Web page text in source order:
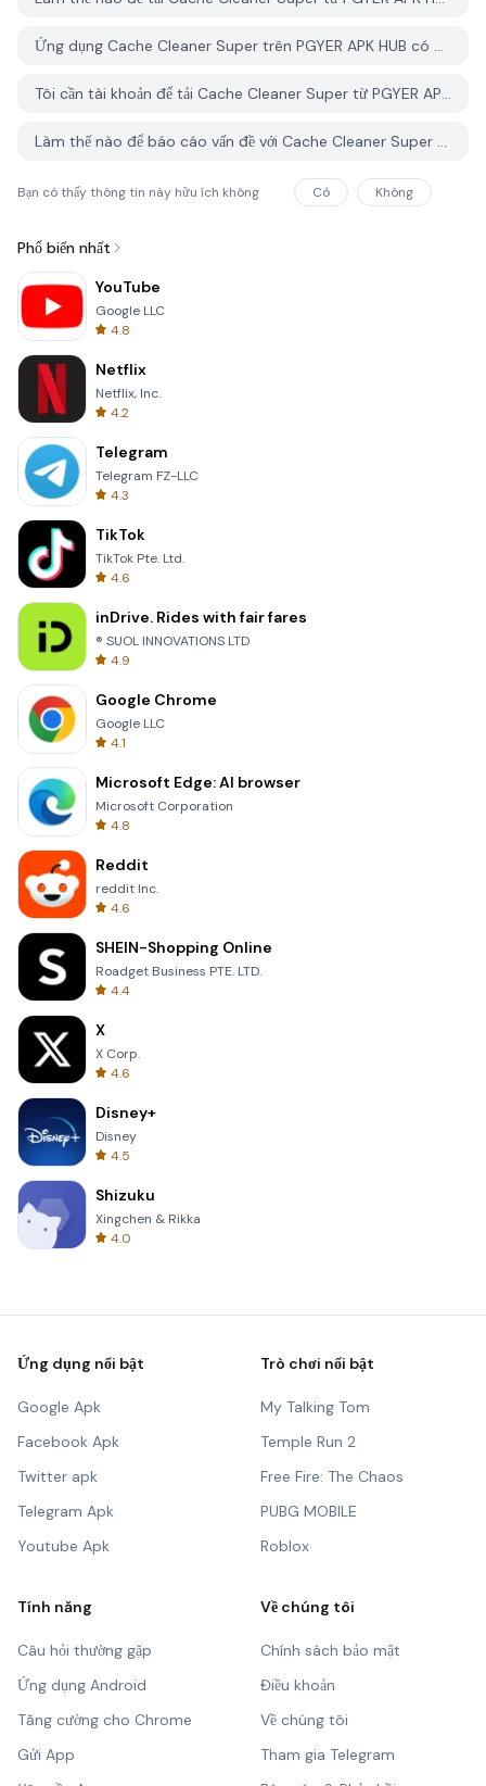
Ứng dụng Cache Cleaner Super trên PGYER APK HUB có miễn phí không?
Tôi cần tài khoản để tải Cache Cleaner Super từ PGYER APK HUB không?
Làm thế nào để báo cáo vấn đề với Cache Cleaner Super trên PGYER APK HUB?
Bạn có thấy thông tin này hữu ích không Có Không
Phổ biến nhất
YouTube
Google LLC
4.8
Netflix
Netflix, Inc.
4.2
Telegram
Telegram FZ-LLC
4.3
TikTok
TikTok Pte. Ltd.
4.6
inDrive. Rides with fair fares
® SUOL INNOVATIONS LTD
4.9
Google Chrome
Google LLC
4.1
Microsoft Edge: AI browser
Microsoft Corporation
4.8
Reddit
reddit Inc.
4.6
SHEIN-Shopping Online
Roadget Business PTE. LTD.
4.4
X
X Corp.
4.6
Disney+
Disney
4.5
Shizuku
Xingchen & Rikka
4.0
Ứng dụng nổi bật
Google Apk
Facebook Apk
Twitter apk
Telegram Apk
Youtube Apk
Trò chơi nổi bật
My Talking Tom
Temple Run 2
Free Fire: The Chaos
PUBG MOBILE
Roblox
Tính năng
Câu hỏi thường gặp
Ứng dụng Android
Tăng cường cho Chrome
Gửi App
Về chúng tôi
Chính sách bảo mật
Điều khoản
Về chúng tôi
Tham gia Telegram